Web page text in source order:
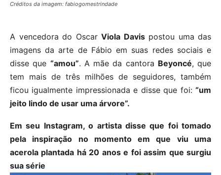
Créditos da imagem: fabiogomestrindade
A vencedora do Oscar Viola Davispostou uma das
imagens da arte de Fábio em suas redes sociais e
disse que “amou”. A mãe da cantora Beyoncé, que
tem mais de três milhões de seguidores, também
ficou igualmente impressionada e disse que foi: “um
jeito lindo de usar uma árvore”.
Em seu Instagram, o artista disse que foi tomado
pela inspiração no momento em que viu uma
acerola plantada há 20 anos e foi assim que surgiu
sua série